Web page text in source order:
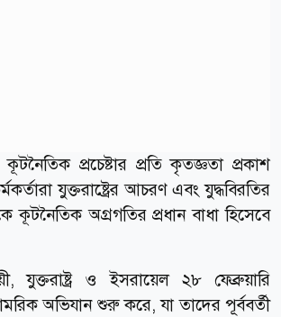
কূটনৈতিক প্রচেষ্টার প্রতি কৃতজ্ঞতা প্রকাশ
যুক্তরাষ্ট্রের আচরণ এবং যুদ্ধবিরতির
কূটনৈতিক অগ্রগতির প্রধান বাধা হিসেবে
যুক্তরাষ্ট্র ও ইসরায়েল ২৮ ফেব্রুয়ারি
অভিযান শুরু করে, যা তাদের পূর্ববর্তী